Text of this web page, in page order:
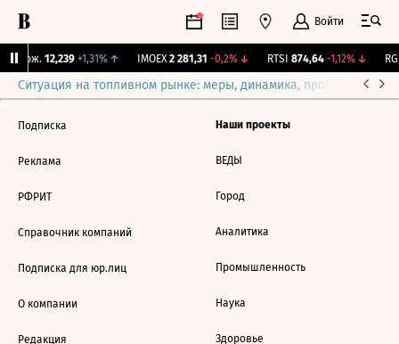
Войти
Бирж. 12,239 +1,31%↑ IMOEX 2 281,31 -0,2%↓ RTSI 874,64 -1,12%↓
Ситуация на топливном рынке: меры, динамика, прогнозы
Подписка
Реклама
РФРИТ
Справочник компаний
Подписка для юр.лиц
О компании
Редакция
Наши проекты
ВЕДЫ
Город
Аналитика
Промышленность
Наука
Здоровье